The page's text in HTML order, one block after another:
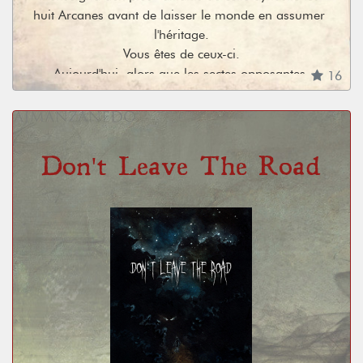
16
huit Arcanes avant de laisser le monde en assumer
l'héritage.
Vous êtes de ceux-ci.
Aujourd'hui, alors que les sectes opposantes
ravagent son empire, votre initiation est menacée.
Vous incarnerez des vertus héroïques, inspirées de
https://gandariahuniverse.fr/accueil
,site privé
depuis le 29/09/2022.
Don't Leave The Road